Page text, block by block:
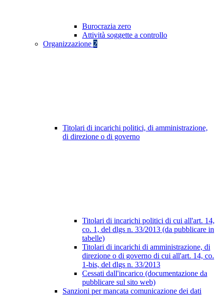
Burocrazia zero
Attività soggette a controllo
Organizzazione 2
Titolari di incarichi politici, di amministrazione,
di direzione o di governo
Titolari di incarichi politici di cui all'art. 14,
co. 1, del dlgs n. 33/2013 (da pubblicare in
tabelle)
Titolari di incarichi di amministrazione, di
direzione o di governo di cui all'art. 14, co.
1-bis, del dlgs n. 33/2013
Cessati dall'incarico (documentazione da
pubblicare sul sito web)
Sanzioni per mancata comunicazione dei dati